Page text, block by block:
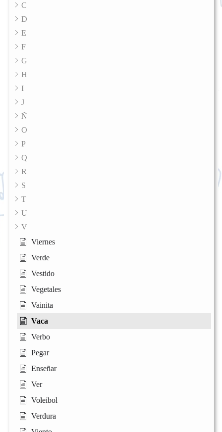
C
D
E
F
G
H
I
J
Ñ
O
P
Q
R
S
T
U
V
Viernes
Verde
Vestido
Vegetales
Vainita
Vaca
Verbo
Pegar
Enseñar
Ver
Voleibol
Verdura